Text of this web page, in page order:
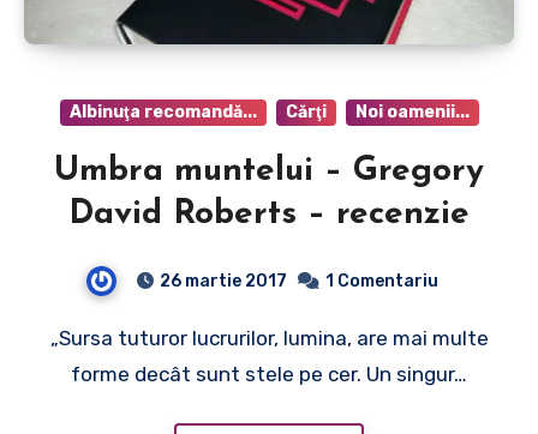
Albinuţa recomandă... Cărţi Noi oamenii...
Umbra muntelui – Gregory
David Roberts – recenzie
26 martie 2017 1 Comentariu
„Sursa tuturor lucrurilor, lumina, are mai multe
forme decât sunt stele pe cer. Un singur…